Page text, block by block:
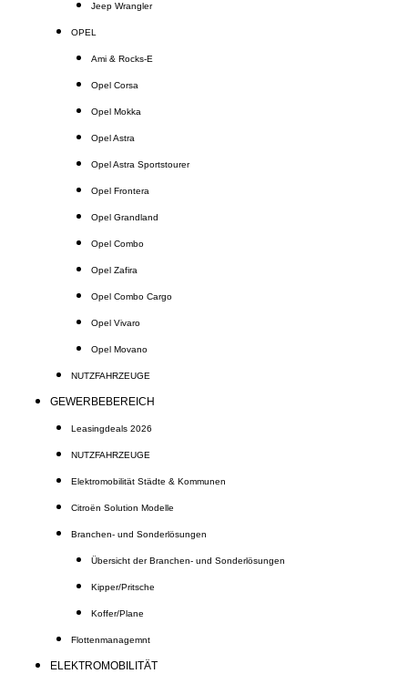
Jeep Wrangler
OPEL
Ami & Rocks-E
Opel Corsa
Opel Mokka
Opel Astra
Opel Astra Sportstourer
Opel Frontera
Opel Grandland
Opel Combo
Opel Zafira
Opel Combo Cargo
Opel Vivaro
Opel Movano
NUTZFAHRZEUGE
GEWERBEBEREICH
Leasingdeals 2026
NUTZFAHRZEUGE
Elektromobilität Städte & Kommunen
Citroën Solution Modelle
Branchen- und Sonderlösungen
Übersicht der Branchen- und Sonderlösungen
Kipper/Pritsche
Koffer/Plane
Flottenmanagemnt
ELEKTROMOBILITÄT